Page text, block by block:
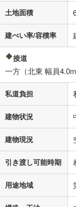
土地面積
建ぺい率/容積率
接道
一方（北東 幅員4.0m
私道負担
建物状況
建物現況
引き渡し可能時期
用途地域